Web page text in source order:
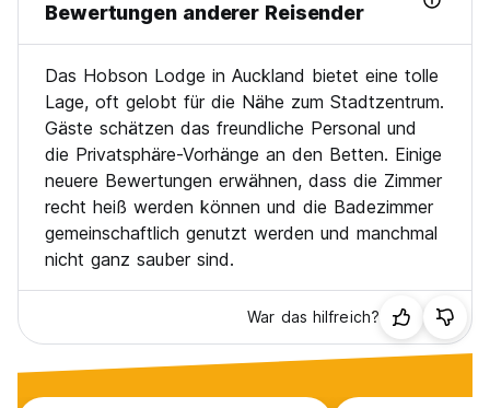
Bewertungen anderer Reisender
Das Hobson Lodge in Auckland bietet eine tolle
Lage, oft gelobt für die Nähe zum Stadtzentrum.
Gäste schätzen das freundliche Personal und
die Privatsphäre-Vorhänge an den Betten. Einige
neuere Bewertungen erwähnen, dass die Zimmer
recht heiß werden können und die Badezimmer
gemeinschaftlich genutzt werden und manchmal
nicht ganz sauber sind.
War das hilfreich?